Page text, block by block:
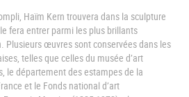
Haïm Kern trouvera dans la sculpture
fera entrer parmi les plus brillants
Plusieurs œuvres sont conservées dans les
telles que celles du musée d’art
le département des estampes de la
et le Fonds national d’art